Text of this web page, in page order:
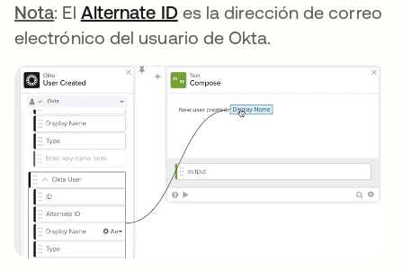
Nota: El Alternate ID se abre en una pestaña
es la dirección de correo
electrónico del usuario de Okta.